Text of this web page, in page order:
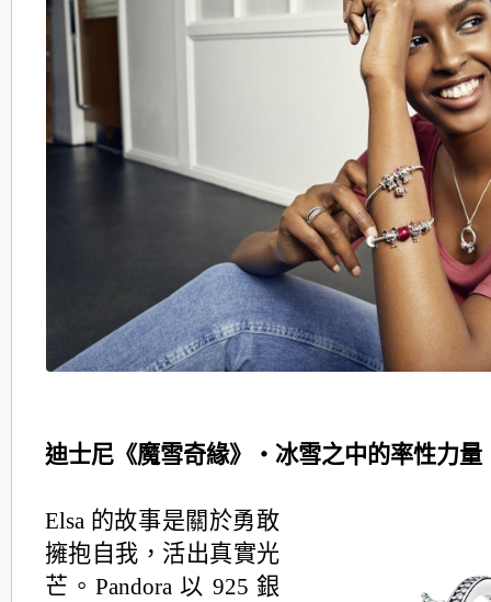
迪士尼《魔雪奇緣》・冰雪之中的率性力量
Elsa 的故事是關於勇敢
擁抱自我，活出真實光
芒。Pandora 以 925 銀